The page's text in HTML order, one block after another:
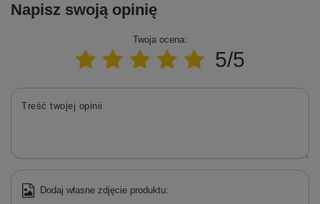
Napisz swoją opinię
Twoja ocena:
5/5
Treść twojej opinii
Dodaj własne zdjęcie produktu: